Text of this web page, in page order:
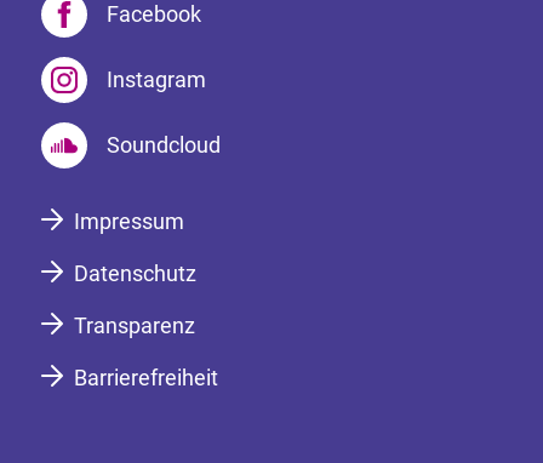
Facebook
Instagram
Soundcloud
Impressum
Datenschutz
Transparenz
Barrierefreiheit